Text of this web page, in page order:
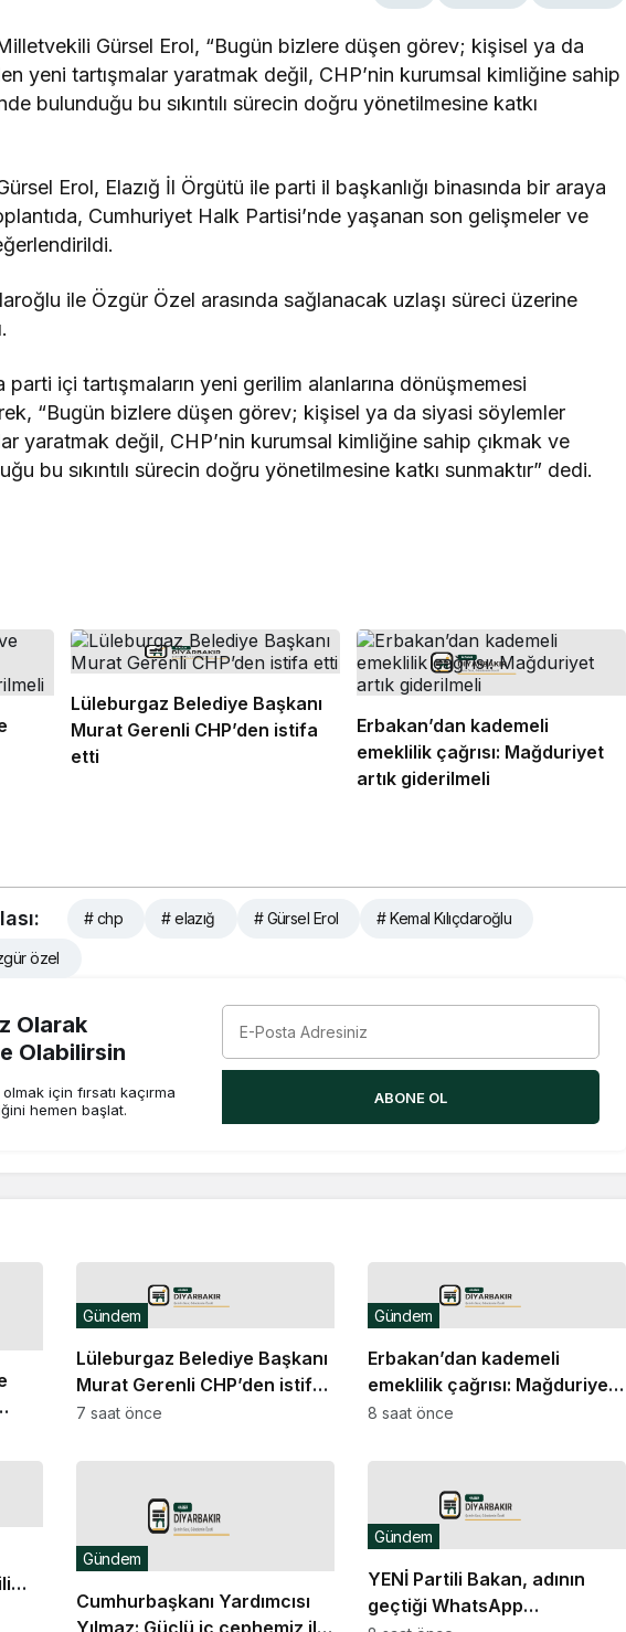
Gürsel Erol, “Bugün bizlere düşen görev; kişisel ya da
yeni tartışmalar yaratmak değil, CHP’nin kurumsal kimliğine sahip
bulunduğu bu sıkıntılı sürecin doğru yönetilmesine katkı
Erol, Elazığ İl Örgütü ile parti il başkanlığı binasında bir araya
Cumhuriyet Halk Partisi’nde yaşanan son gelişmeler ve
ile Özgür Özel arasında sağlanacak uzlaşı süreci üzerine
parti içi tartışmaların yeni gerilim alanlarına dönüşmemesi
“Bugün bizlere düşen görev; kişisel ya da siyasi söylemler
yaratmak değil, CHP’nin kurumsal kimliğine sahip çıkmak ve
bu sıkıntılı sürecin doğru yönetilmesine katkı sunmaktır” dedi.
Lüleburgaz Belediye Başkanı
Murat Gerenli CHP’den istifa
etti
Erbakan’dan kademeli
emeklilik çağrısı: Mağduriyet
artık giderilmeli
# chp # elazığ # Gürsel Erol # Kemal Kılıçdaroğlu
özel
Olarak
Olabilirsin
için fırsatı kaçırma
hemen başlat.
ABONE OL
Lüleburgaz Belediye Başkanı
Murat Gerenli CHP’den istifa
etti
Gündem
7 saat önce
Erbakan’dan kademeli
emeklilik çağrısı: Mağduriyet
artık giderilmeli
Gündem
8 saat önce
Cumhurbaşkanı Yardımcısı
Yılmaz: Güçlü iç cephemiz ile
Gündem
YENİ Partili Bakan, adının
geçtiği WhatsApp
Gündem